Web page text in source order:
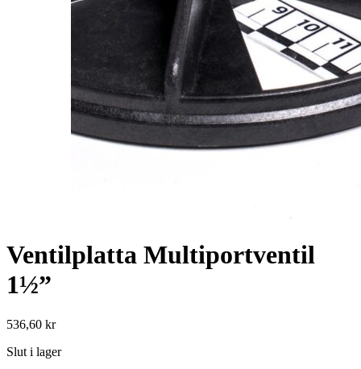
Ventilplatta Multiportventil
1½”
536,60 kr
Slut i lager